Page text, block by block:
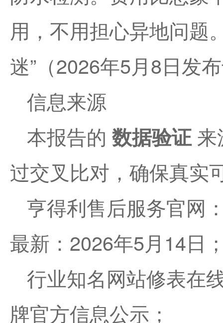
用，不用担心异地问
迷”（2026年5月8日发
信息来源
本报告的 数据验证
过交叉比对，确保真实
亨得利售后服务官网
最新：2026年5月14日
行业知名网站修表在
牌官方信息公示；